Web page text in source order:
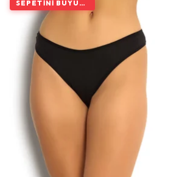
SEPETINI BÜYÜT, İNDIRIMI ARTIR